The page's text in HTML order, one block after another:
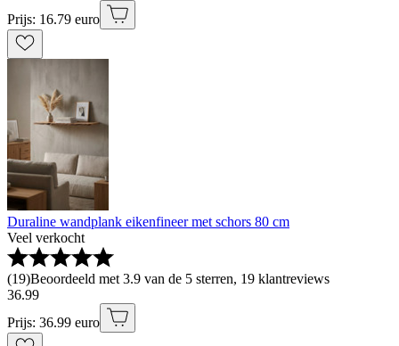
Prijs: 16.79 euro
Duraline wandplank eikenfineer met schors 80 cm
Veel verkocht
(19)Beoordeeld met 3.9 van de 5 sterren, 19 klantreviews
36.99
Prijs: 36.99 euro